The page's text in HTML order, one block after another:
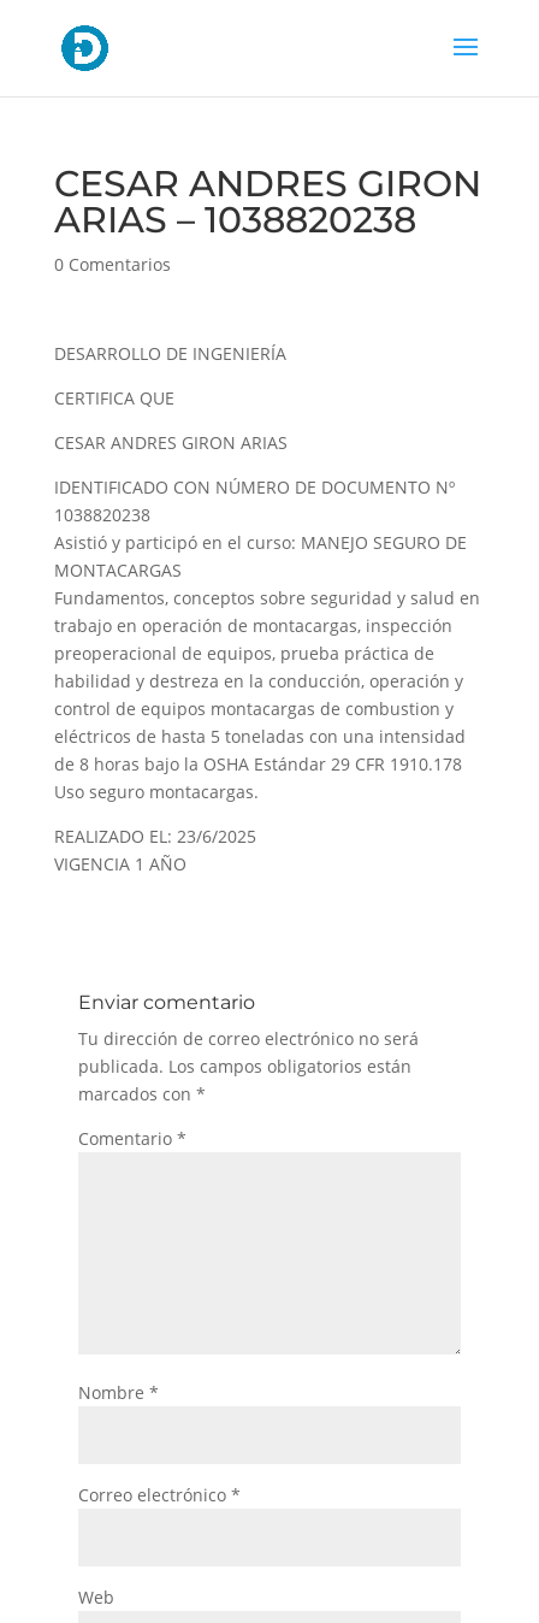
CESAR ANDRES GIRON
ARIAS – 1038820238
0 Comentarios
DESARROLLO DE INGENIERÍA
CERTIFICA QUE
CESAR ANDRES GIRON ARIAS
IDENTIFICADO CON NÚMERO DE DOCUMENTO Nº
1038820238
Asistió y participó en el curso: MANEJO SEGURO DE
MONTACARGAS
Fundamentos, conceptos sobre seguridad y salud en
trabajo en operación de montacargas, inspección
preoperacional de equipos, prueba práctica de
habilidad y destreza en la conducción, operación y
control de equipos montacargas de combustion y
eléctricos de hasta 5 toneladas con una intensidad
de 8 horas bajo la OSHA Estándar 29 CFR 1910.178
Uso seguro montacargas.
REALIZADO EL: 23/6/2025
VIGENCIA 1 AÑO
Enviar comentario
Tu dirección de correo electrónico no será
publicada. Los campos obligatorios están
marcados con *
Comentario *
Nombre *
Correo electrónico *
Web